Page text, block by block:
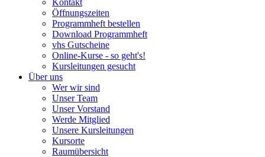
Kontakt
Öffnungszeiten
Programmheft bestellen
Download Programmheft
vhs Gutscheine
Online-Kurse - so geht's!
Kursleitungen gesucht
Über uns
Wer wir sind
Unser Team
Unser Vorstand
Werde Mitglied
Unsere Kursleitungen
Kursorte
Raumübersicht